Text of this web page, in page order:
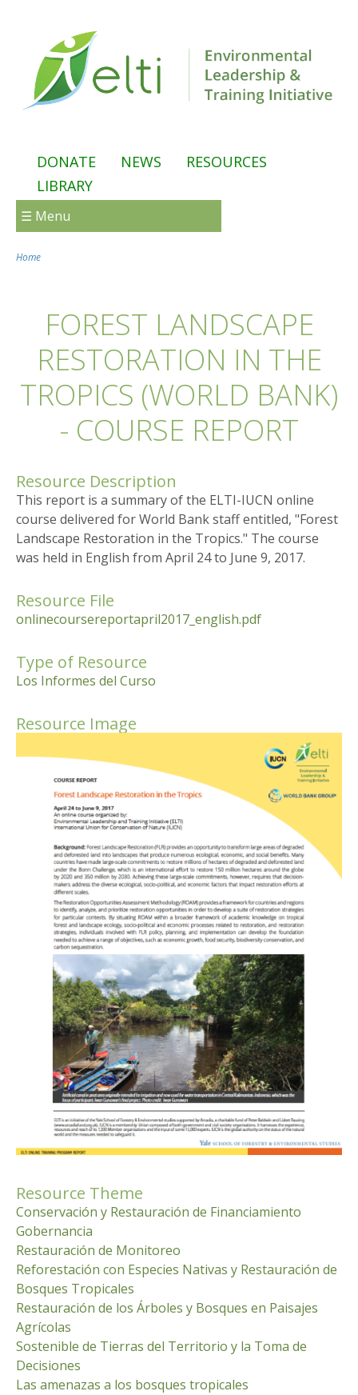
DONATE NEWS
RESOURCES
LIBRARY
☰ Menu
Home
FOREST LANDSCAPE
RESTORATION IN THE
TROPICS (WORLD BANK)
- COURSE REPORT
Resource Description
This report is a summary of the ELTI-IUCN online
course delivered for World Bank staff entitled, "Forest
Landscape Restoration in the Tropics." The course
was held in English from April 24 to June 9, 2017.
Resource File
onlinecoursereportapril2017_english.pdf
Type of Resource
Los Informes del Curso
Resource Image
Resource Theme
Conservación y Restauración de Financiamiento
Gobernancia
Restauración de Monitoreo
Reforestación con Especies Nativas y Restauración de
Bosques Tropicales
Restauración de los Árboles y Bosques en Paisajes
Agrícolas
Sostenible de Tierras del Territorio y la Toma de
Decisiones
Las amenazas a los bosques tropicales